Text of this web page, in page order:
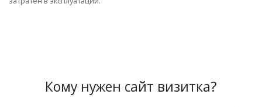
Кому нужен сайт визитка?